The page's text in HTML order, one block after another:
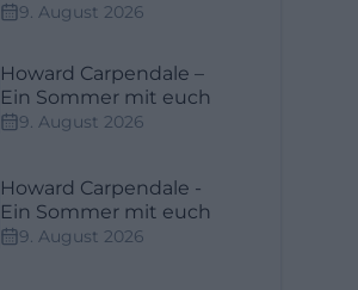
9. August 2026
Howard Carpendale –
Ein Sommer mit euch
9. August 2026
Howard Carpendale -
Ein Sommer mit euch
9. August 2026